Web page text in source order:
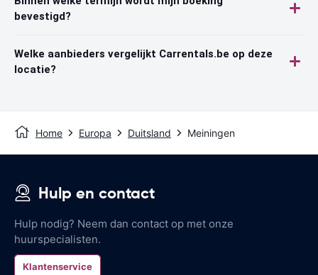
bevestigd?
Welke aanbieders vergelijkt Carrentals.be op deze
locatie?
Home Europa Duitsland Meiningen
Hulp en contact
Hulp nodig? Neem dan contact op met onze
huurspecialisten.
Klantenservice